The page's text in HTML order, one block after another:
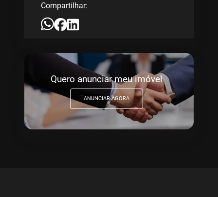
Compartilhar:
Quero anunciar meu imóvel
ANUNCIAR AGORA